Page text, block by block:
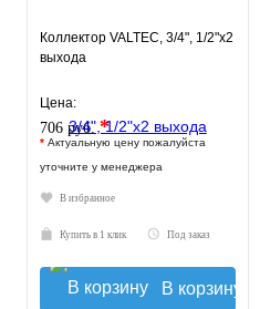
Коллектор VALTEC, 3/4", 1/2"х2
выхода
Цена:
706 руб.*
* Актуальную цену пожалуйста
уточните у менеджера
В избранное
Купить в 1 клик Под заказ
В корзину